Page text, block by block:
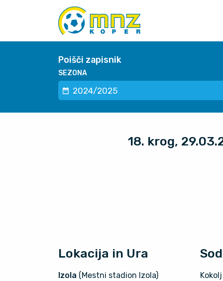
Poišči zapisnik
SEZONA
18. krog,
Lokacija in Ura
Izola (Mestni stadion Izola)